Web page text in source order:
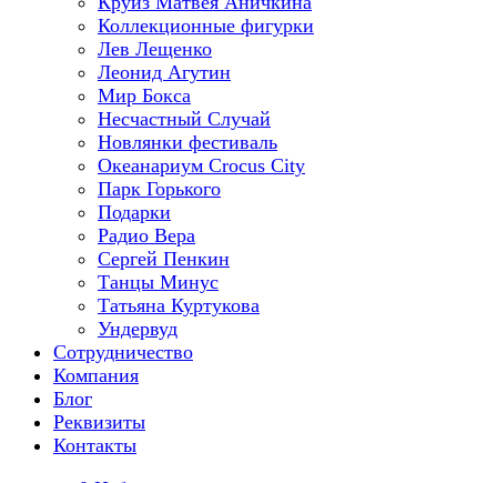
Коллекционные фигурки
Лев Лещенко
Леонид Агутин
Мир Бокса
Несчастный Случай
Новлянки фестиваль
Океанариум Crocus City
Парк Горького
Подарки
Радио Вера
Сергей Пенкин
Танцы Минус
Татьяна Куртукова
Ундервуд
Сотрудничество
Компания
Блог
Реквизиты
Контакты